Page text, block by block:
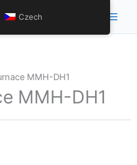
MMH-DH1
MMH-DH1
Czech